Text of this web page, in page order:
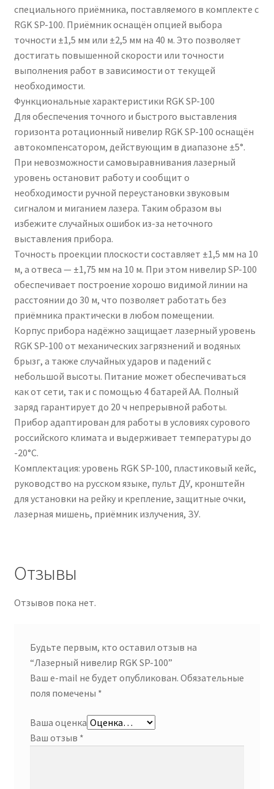
специального приёмника, поставляемого в комплекте с
RGK SP-100. Приёмник оснащён опцией выбора
точности ±1,5 мм или ±2,5 мм на 40 м. Это позволяет
достигать повышенной скорости или точности
выполнения работ в зависимости от текущей
необходимости.
Функциональные характеристики RGK SP-100
Для обеспечения точного и быстрого выставления
горизонта ротационный нивелир RGK SP-100 оснащён
автокомпенсатором, действующим в диапазоне ±5°.
При невозможности самовыравнивания лазерный
уровень остановит работу и сообщит о
необходимости ручной переустановки звуковым
сигналом и миганием лазера. Таким образом вы
избежите случайных ошибок из-за неточного
выставления прибора.
Точность проекции плоскости составляет ±1,5 мм на 10
м, а отвеса — ±1,75 мм на 10 м. При этом нивелир SP-100
обеспечивает построение хорошо видимой линии на
расстоянии до 30 м, что позволяет работать без
приёмника практически в любом помещении.
Корпус прибора надёжно защищает лазерный уровень
RGK SP-100 от механических загрязнений и водяных
брызг, а также случайных ударов и падений с
небольшой высоты. Питание может обеспечиваться
как от сети, так и с помощью 4 батарей АА. Полный
заряд гарантирует до 20 ч непрерывной работы.
Прибор адаптирован для работы в условиях сурового
российского климата и выдерживает температуры до
-20°C.
Комплектация: уровень RGK SP-100, пластиковый кейс,
руководство на русском языке, пульт ДУ, кронштейн
для установки на рейку и крепление, защитные очки,
лазерная мишень, приёмник излучения, ЗУ.
Отзывы
Отзывов пока нет.
Будьте первым, кто оставил отзыв на
“Лазерный нивелир RGK SP-100”
Ваш e-mail не будет опубликован. Обязательные
поля помечены *
Ваша оценка
Ваш отзыв *